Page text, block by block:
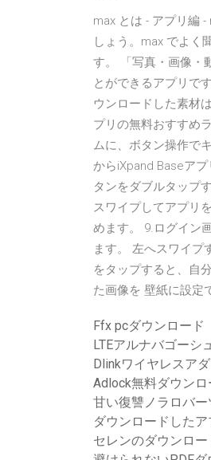
max とは - アプリ編
しょう。max でよく
す。 「写真・画像・
とができるアプリで
ウンロードした素材
プリの無料おすすめ
ムに、ボタン操作で
からiXpand Baseア
タンをダブルタップ
スワイプしてアプリ
めます。 9.ログイン
ます。 左へスワイプ
をタップすると、自
た画像を 壁紙に設定
Ffx pcダウンロード
LTEアルナバゴーシ
Dlinkワイヤレスア
Adlock無料ダウンロ
甘い復讐ノラロバ
ダウンロードした
セレンのダウンロ